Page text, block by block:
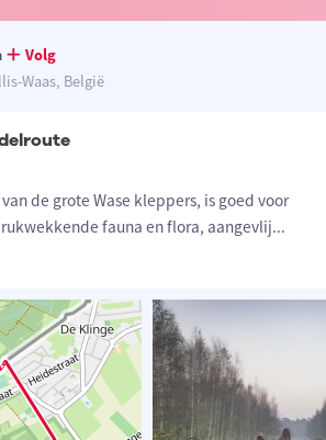
Volg
Waas, België
de grote Wase kleppers, is goed voor
fauna en flora, aangevlij...